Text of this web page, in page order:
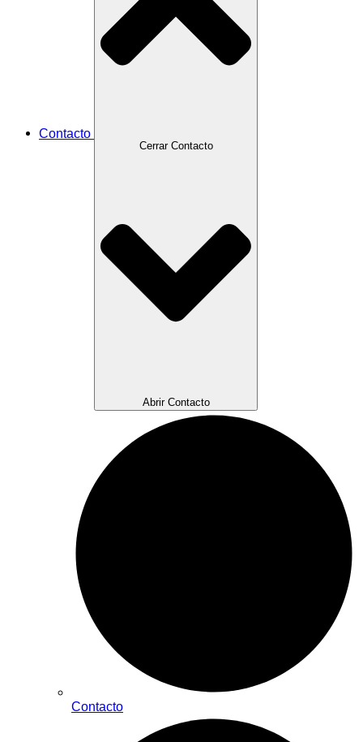
Contacto
Cerrar Contacto
Abrir Contacto
Contacto